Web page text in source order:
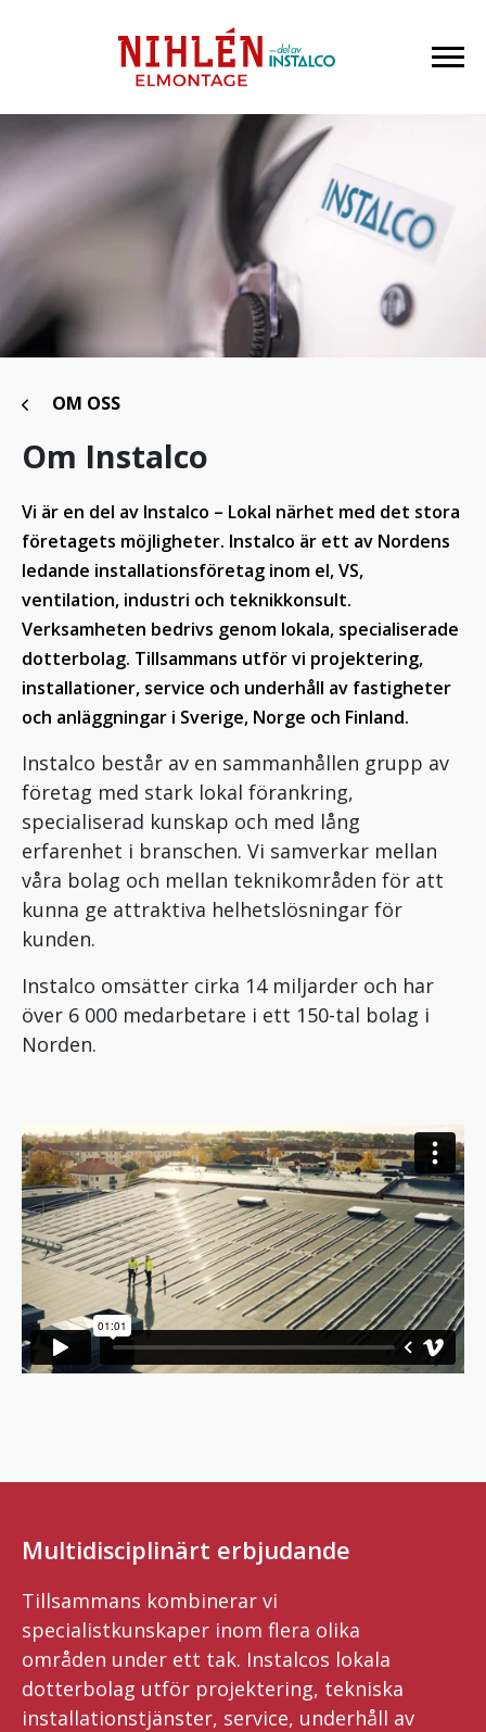
OM OSS
Om Instalco
Vi är en del av Instalco – Lokal närhet med det stora
företagets möjligheter. Instalco är ett av Nordens
ledande installationsföretag inom el, VS,
ventilation, industri och teknikkonsult.
Verksamheten bedrivs genom lokala, specialiserade
dotterbolag. Tillsammans utför vi projektering,
installationer, service och underhåll av fastigheter
och anläggningar i Sverige, Norge och Finland.
Instalco består av en sammanhållen grupp av
företag med stark lokal förankring,
specialiserad kunskap och med lång
erfarenhet i branschen. Vi samverkar mellan
våra bolag och mellan teknikområden för att
kunna ge attraktiva helhetslösningar för
kunden.
Instalco omsätter cirka 14 miljarder och har
över 6 000 medarbetare i ett 150-tal bolag i
Norden.
Multidisciplinärt erbjudande
Tillsammans kombinerar vi
specialistkunskaper inom flera olika
områden under ett tak. Instalcos lokala
dotterbolag utför projektering, tekniska
installationstjänster, service, underhåll av